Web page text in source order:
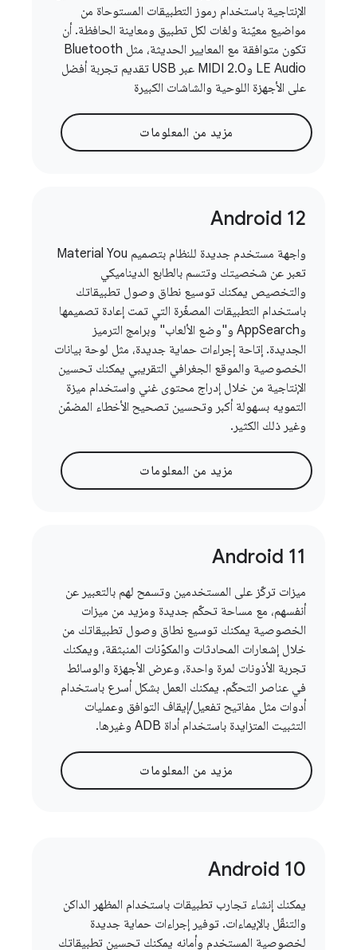
الإنتاجية باستخدام رموز التطبيقات المستوحاة من
مواضيع معيّنة ولغات لكل تطبيق ومعاينة الحافظة. أن
تكون متوافقة مع المعايير الحديثة، مثل Bluetooth
LE Audio وMIDI 2.0 عبر USB تقديم تجربة أفضل
على الأجهزة اللوحية والشاشات الكبيرة
مزيد من المعلومات
Android 12
واجهة مستخدم جديدة للنظام بتصميم Material You
تعبر عن شخصيتك وتتسم بالطابع الديناميكي
والتخصيص يمكنك توسيع نطاق وصول تطبيقاتك
باستخدام التطبيقات المصغّرة التي تمت إعادة تصميمها
وAppSearch و"وضع الألعاب" وبرامج الترميز
الجديدة. إتاحة إجراءات حماية جديدة، مثل لوحة بيانات
الخصوصية والموقع الجغرافي التقريبي يمكنك تحسين
الإنتاجية من خلال إدراج محتوى غني واستخدام ميزة
التمويه بسهولة أكبر وتحسين تصحيح الأخطاء المضمّن
وغير ذلك الكثير.
مزيد من المعلومات
Android 11
ميزات تركّز على المستخدمين وتسمح لهم بالتعبير عن
أنفسهم، مع مساحة تحكّم جديدة ومزيد من ميزات
الخصوصية يمكنك توسيع نطاق وصول تطبيقاتك من
خلال إشعارات المحادثات والمكوّنات المنبثقة، ويمكنك
تجربة الأذونات لمرة واحدة، وعرض الأجهزة والوسائط
في عناصر التحكّم. يمكنك العمل بشكل أسرع باستخدام
أدوات مثل مفاتيح تفعيل/إيقاف التوافق وعمليات
التثبيت المتزايدة باستخدام أداة ADB وغيرها.
مزيد من المعلومات
Android 10
يمكنك إنشاء تجارب تطبيقات باستخدام المظهر الداكن
والتنقّل بالإيماءات. توفير إجراءات حماية جديدة
لخصوصية المستخدم وأمانه يمكنك تحسين تطبيقاتك